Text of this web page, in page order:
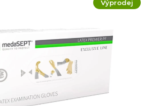
Výprodej